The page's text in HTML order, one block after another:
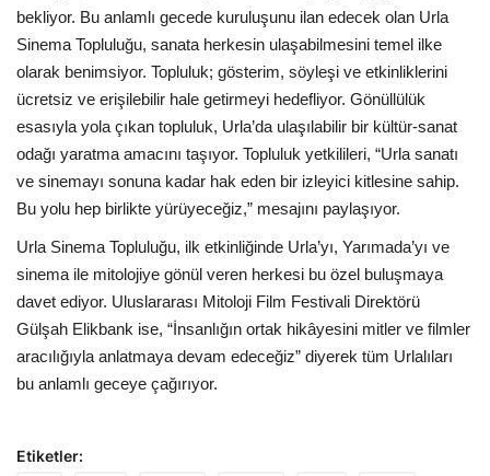
bekliyor. Bu anlamlı gecede kuruluşunu ilan edecek olan Urla
Sinema Topluluğu, sanata herkesin ulaşabilmesini temel ilke
olarak benimsiyor. Topluluk; gösterim, söyleşi ve etkinliklerini
ücretsiz ve erişilebilir hale getirmeyi hedefliyor. Gönüllülük
esasıyla yola çıkan topluluk, Urla’da ulaşılabilir bir kültür-sanat
odağı yaratma amacını taşıyor. Topluluk yetkilileri, “Urla sanatı
ve sinemayı sonuna kadar hak eden bir izleyici kitlesine sahip.
Bu yolu hep birlikte yürüyeceğiz,” mesajını paylaşıyor.
Urla Sinema Topluluğu, ilk etkinliğinde Urla’yı, Yarımada’yı ve
sinema ile mitolojiye gönül veren herkesi bu özel buluşmaya
davet ediyor. Uluslararası Mitoloji Film Festivali Direktörü
Gülşah Elikbank ise, “İnsanlığın ortak hikâyesini mitler ve filmler
aracılığıyla anlatmaya devam edeceğiz” diyerek tüm Urlalıları
bu anlamlı geceye çağırıyor.
Etiketler: